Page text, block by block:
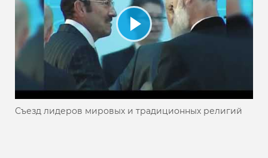
Съезд лидеров мировых и традиционных религий